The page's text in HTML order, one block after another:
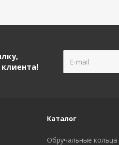
Каталог
Обручальные кольца